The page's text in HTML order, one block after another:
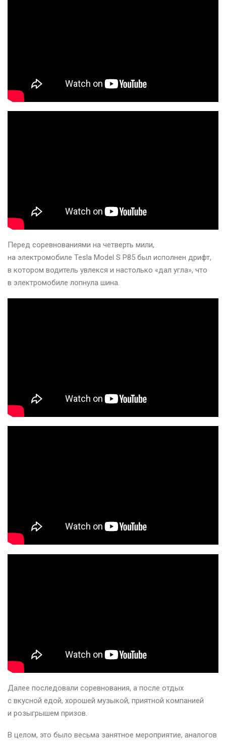
Перед соревнованиями на четверть мили,
на электромобиле Tesla Model S P85 был исполнен дрифт,
в котором водитель увлекся и настолько «дал угла», что
в электромобиле лопнула шина.
Далее последовали соревнования, а после отдых
с вкусной едой, хорошей музыкой, приятной компанией
и розыгрышем призов.
В целом, это было весьма занятное мероприятие, аналогов